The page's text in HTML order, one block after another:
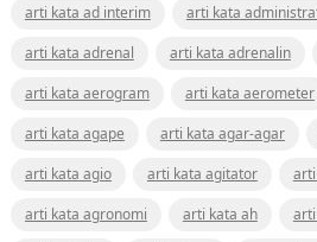
arti kata ad interim
arti kata
arti kata adrenal
arti kata adrenalin
arti kata aerogram
arti kata aerometer
arti kata agape
arti kata agar-agar
arti kata agio
arti kata agitator
arti kata agronomi
arti kata ah